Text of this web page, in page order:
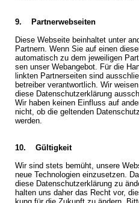
9. Part­ner­web­sei­ten
Diese Web­sei­te be­inhal­tet unter
Part­nern. Wenn Sie auf einen
au­to­ma­tisch zu dem je­wei­li­gen
sen unser Web­an­ge­bot. Für die
link­ten Part­ner­sei­ten sind
be­trei­ber ver­ant­wort­lich. Wir
diese Da­ten­schutz­er­klä­rung
Wir haben kei­nen Ein­fluss auf
nicht, ob die gel­ten­den
wer­den.
10. Gül­tig­keit
Wir sind stets be­müht, un­se­re
neue Tech­no­lo­gi­en ein­zu­set­zen.
diese Da­ten­schutz­er­klä­rung zu
hal­ten uns daher das Recht vor,